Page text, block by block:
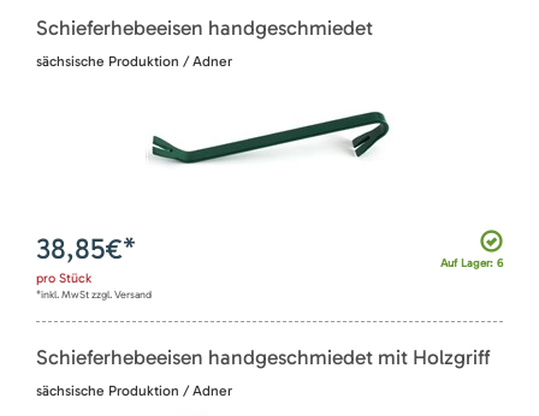
Schieferhebeeisen handgeschmiedet
sächsische Produktion / Adner
Auf Lager: 6
38,85€*
pro Stück
*inkl. MwSt zzgl. Versand
Schieferhebeeisen handgeschmiedet mit Holzgriff
sächsische Produktion / Adner